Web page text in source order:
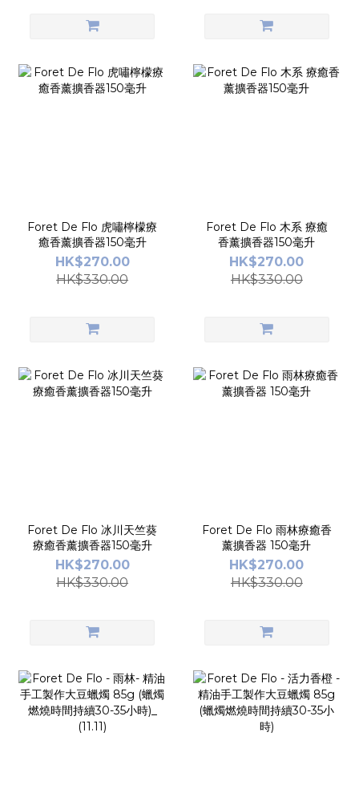
Foret De Flo 虎嘯檸檬療
癒香薰擴香器150毫升
HK$270.00
HK$330.00
Foret De Flo 木系 療癒
香薰擴香器150毫升
HK$270.00
HK$330.00
Foret De Flo 冰川天竺葵
療癒香薰擴香器150毫升
HK$270.00
HK$330.00
Foret De Flo 雨林療癒香
薰擴香器 150毫升
HK$270.00
HK$330.00